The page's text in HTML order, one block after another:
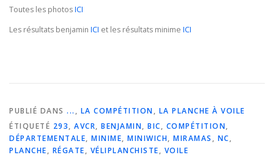
Toutes les photosICI
Les résultats benjamin ICI et les résultats minime ICI
PUBLIÉ DANS ... , LA COMPÉTITION, LA PLANCHE À VOILE
ÉTIQUETÉ 293, AVCR, BENJAMIN, BIC, COMPÉTITION,
DÉPARTEMENTALE, MINIME, MINIWICH, MIRAMAS , NC,
PLANCHE, RÉGATE, VÉLIPLANCHISTE, VOILE